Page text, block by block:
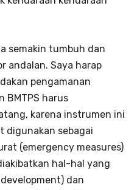
semakin tumbuh dan
andalan. Saya harap
pengamanan
BMTPS harus
karena instrumen ini
digunakan sebagai
(emergency measures)
hal-hal yang
dan